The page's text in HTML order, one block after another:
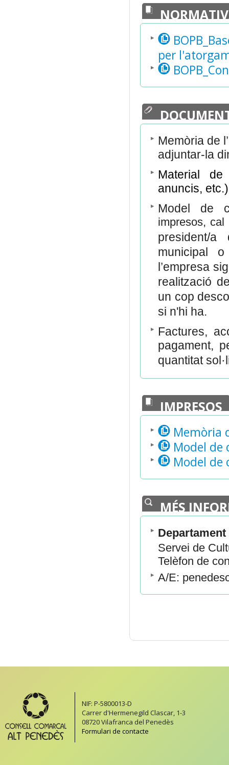
per
Memòria de
adjuntar-la
Material de
anuncis,
Model de
impresos,
president/a
municipal
l’empresa
realització
un cop
si n'hi ha.
Factures,
pagament,
quantitat
IMPRESOS
Memòria
Model de
Model de
MÉS
Servei de
Telèfon de
A/E:
NIF: P-5800013-D
Carrer d'Hermenegild Clascar, 1-3
08720 Vilafranca del Penedès
Formulari de contacte